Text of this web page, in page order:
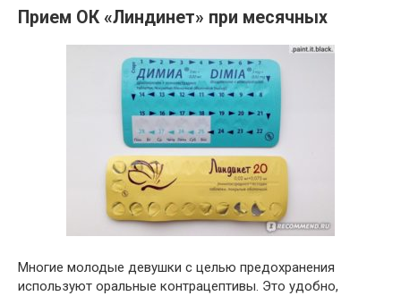
Прием ОК «Линдинет» при месячных
Многие молодые девушки с целью предохранения
используют оральные контрацептивы. Это удобно,